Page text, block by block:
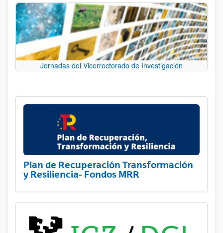
Jornadas del Vicerrectorado de Investigación
Plan de Recuperación Transformación
y Resiliencia- Fondos MRR